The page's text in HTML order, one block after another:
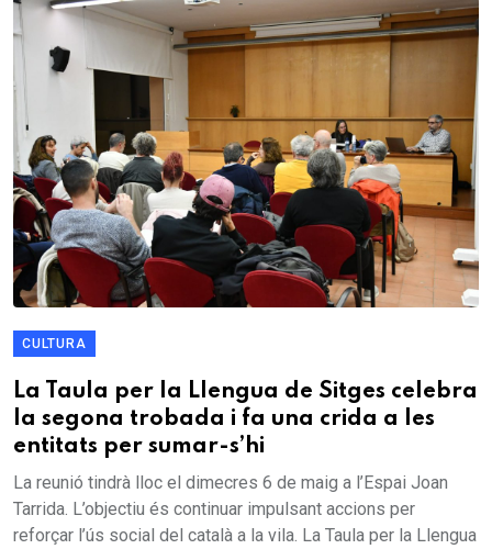
CULTURA
La Taula per la Llengua de Sitges celebra
la segona trobada i fa una crida a les
entitats per sumar-s’hi
La reunió tindrà lloc el dimecres 6 de maig a l’Espai Joan
Tarrida. L’objectiu és continuar impulsant accions per
reforçar l’ús social del català a la vila. La Taula per la Llengua